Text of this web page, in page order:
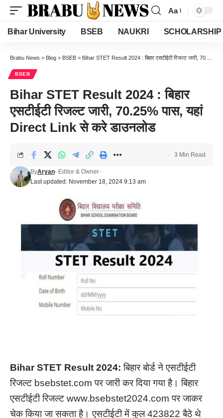
Font
Resizer
Aa
Bihar University BSEB NAUKRI SCHOLARSHIP
Brabu News > Blog > BSEB > Bihar STET Result 2024 : बिहार एसटीईटी रिजल्ट जारी, 70.25% पास, यहां Direct Link से करे डाउनलोड
BSEB
Bihar STET Result 2024 : बिहार
एसटीईटी रिजल्ट जारी, 70.25% पास, यहां
Direct Link से करे डाउनलोड
Last updated: November 18, 2024 9:13 am
ByAryan- Editor & Owner
3 Min Read
Bihar STET Result 2024: बिहार बोर्ड ने एसटीईटी
रिजल्ट bsebstet.com पर जारी कर दिया गया है। बिहार
एसटीईटी रिजल्ट www.bsebstet2024.com पर जाकर
चेक किया जा सकता है।एसटीईटी में कुल 423822 बैठे थे